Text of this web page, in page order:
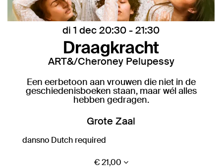
Draagkracht
ART&/Cheroney Pelupessy
di 1 dec20:30 - 21:30
Een eerbetoon aan vrouwen die niet in de
geschiedenisboeken staan, maar wél alles
hebben gedragen.
Grote Zaal
dansno Dutch required
€ 21,00